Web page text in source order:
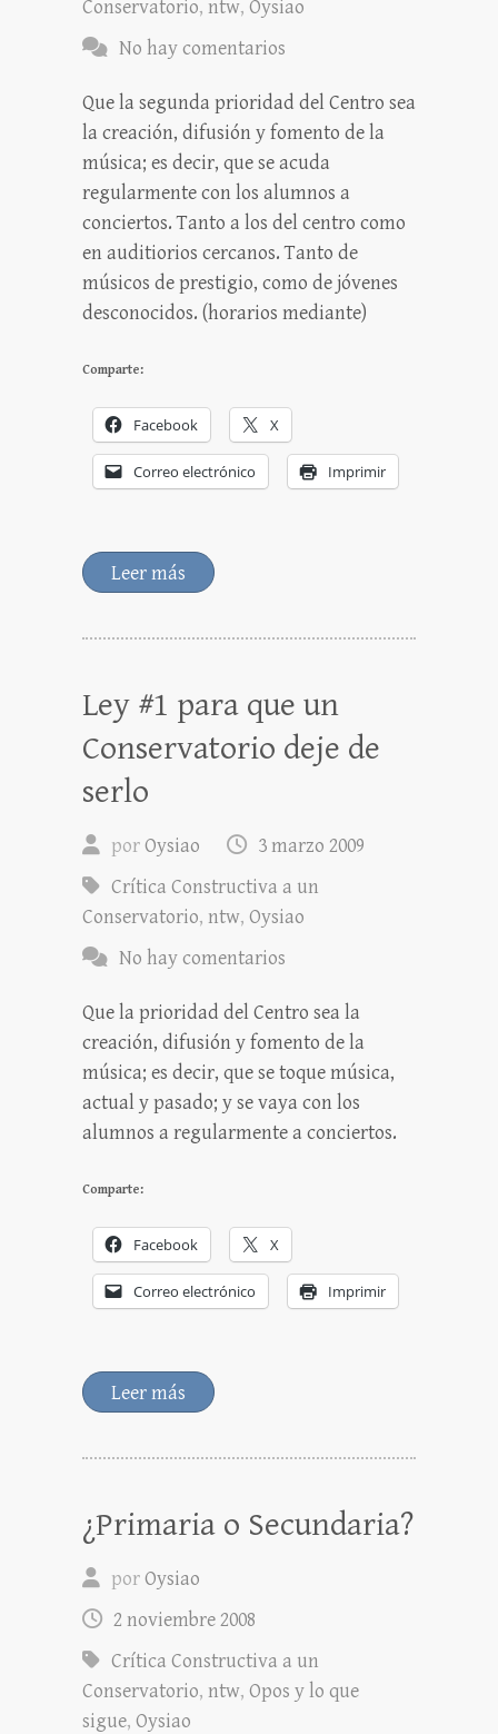
Conservatorio, ntw, Oysiao
No hay comentarios
Que la segunda prioridad del Centro sea
la creación, difusión y fomento de la
música; es decir, que se acuda
regularmente con los alumnos a
conciertos. Tanto a los del centro como
en auditiorios cercanos. Tanto de
músicos de prestigio, como de jóvenes
desconocidos. (horarios mediante)
Comparte:
Facebook X
Correo electrónico Imprimir
Leer más
Ley #1 para que un
Conservatorio deje de
serlo
porOysiao
3 marzo 2009
Crítica Constructiva a un
Conservatorio, ntw, Oysiao
No hay comentarios
Que la prioridad del Centro sea la
creación, difusión y fomento de la
música; es decir, que se toque música,
actual y pasado; y se vaya con los
alumnos a regularmente a conciertos.
Comparte:
Facebook X
Correo electrónico Imprimir
Leer más
¿Primaria o Secundaria?
porOysiao
2 noviembre 2008
Crítica Constructiva a un
Conservatorio, ntw, Opos y lo que
sigue, Oysiao